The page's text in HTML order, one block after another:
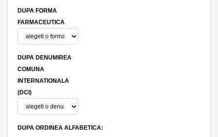
DUPA FORMA
FARMACEUTICA
DUPA DENUMIREA
COMUNA
INTERNATIONALA
(DCI)
DUPA ORDINEA ALFABETICA: